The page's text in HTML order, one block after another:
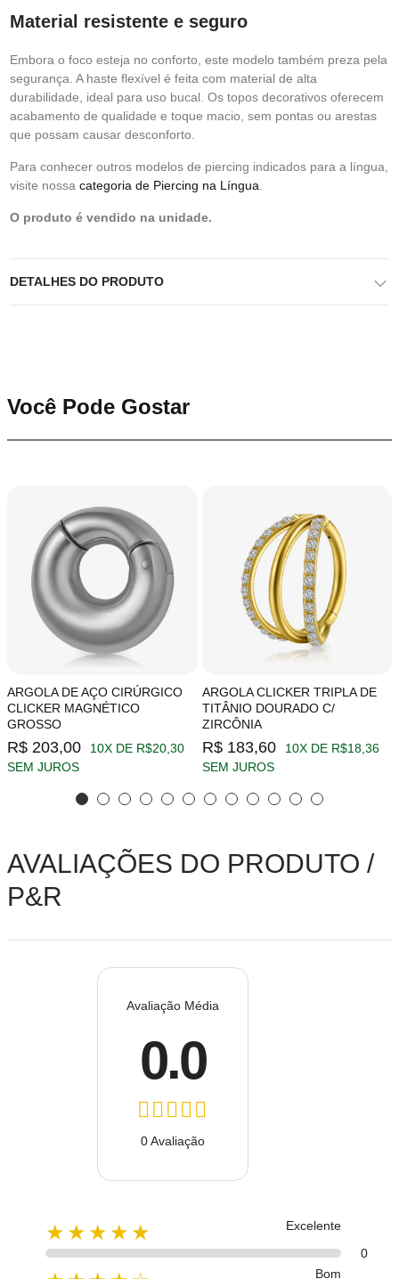
Material resistente e seguro
Embora o foco esteja no conforto, este modelo também preza pela
segurança. A haste flexível é feita com material de alta
durabilidade, ideal para uso bucal. Os topos decorativos oferecem
acabamento de qualidade e toque macio, sem pontas ou arestas
que possam causar desconforto.
Para conhecer outros modelos de piercing indicados para a língua,
visite nossa categoria de Piercing na Língua
O produto é vendido na unidade.
DETALHES DO PRODUTO
Você Pode Gostar
ARGOLA DE AÇO CIRÚRGICO
CLICKER MAGNÉTICO
GROSSO
R$ 203,00
10X DE R$20,30
SEM JUROS
ARGOLA CLICKER TRIPLA DE
TITÂNIO DOURADO C/
ZIRCÔNIA
R$ 183,60
10X DE R$18,36
SEM JUROS
AVALIAÇÕES DO PRODUTO /
P&R
Avaliação Média
0.0
0 Avaliação
★★★★★
Excelente
0
Bom